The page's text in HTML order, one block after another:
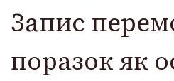
Запис
поразок як